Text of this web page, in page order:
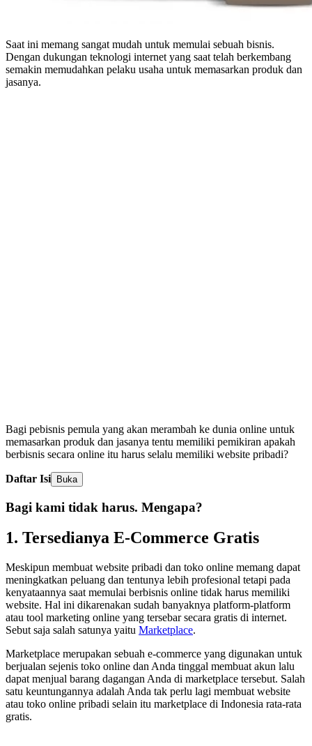
Saat ini memang sangat mudah untuk memulai sebuah bisnis.
Dengan dukungan teknologi internet yang saat telah berkembang
semakin memudahkan pelaku usaha untuk memasarkan produk dan
jasanya.
Bagi pebisnis pemula yang akan merambah ke dunia online untuk
memasarkan produk dan jasanya tentu memiliki pemikiran apakah
berbisnis secara online itu harus selalu memiliki website pribadi?
Daftar Isi Buka
Bagi kami tidak harus. Mengapa?
1. Tersedianya E-Commerce Gratis
Meskipun membuat website pribadi dan toko online memang dapat
meningkatkan peluang dan tentunya lebih profesional tetapi pada
kenyataannya saat memulai berbisnis online tidak harus memiliki
website. Hal ini dikarenakan sudah banyaknya platform-platform
atau tool marketing online yang tersebar secara gratis di internet.
Sebut saja salah satunya yaitu Marketplace.
Marketplace merupakan sebuah e-commerce yang digunakan untuk
berjualan sejenis toko online dan Anda tinggal membuat akun lalu
dapat menjual barang dagangan Anda di marketplace tersebut. Salah
satu keuntungannya adalah Anda tak perlu lagi membuat website
atau toko online pribadi selain itu marketplace di Indonesia rata-rata
gratis.